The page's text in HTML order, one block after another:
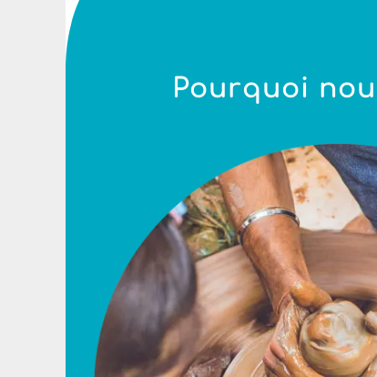
Pourquoi